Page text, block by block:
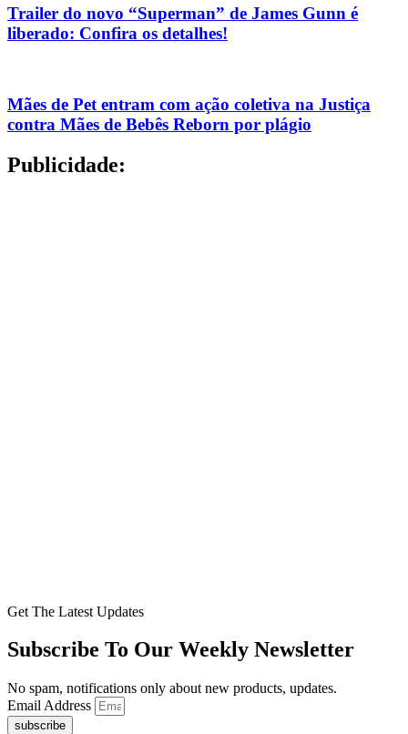
Trailer do novo “Superman” de James Gunn é
liberado: Confira os detalhes!
Mães de Pet entram com ação coletiva na Justiça
contra Mães de Bebês Reborn por plágio
Publicidade:
Get The Latest Updates
Subscribe To Our Weekly Newsletter
No spam, notifications only about new products, updates.
Email Address
subscribe